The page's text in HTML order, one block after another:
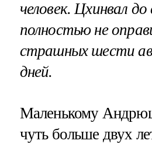
человек. Цхинвал до
полностью не
страшных шести
дней.
Маленькому
чуть больше двух